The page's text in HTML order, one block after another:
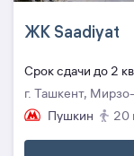
ЖК Saadiyat
Cрок сдачи до 2
г. Ташкент,
Пушкин
20